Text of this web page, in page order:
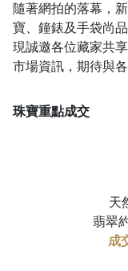
隨著網拍的落幕，
寶、鐘錶及手袋尚
現誠邀各位藏家共
市場資訊，期待與
珠寶重點成交
天
翡翠
成